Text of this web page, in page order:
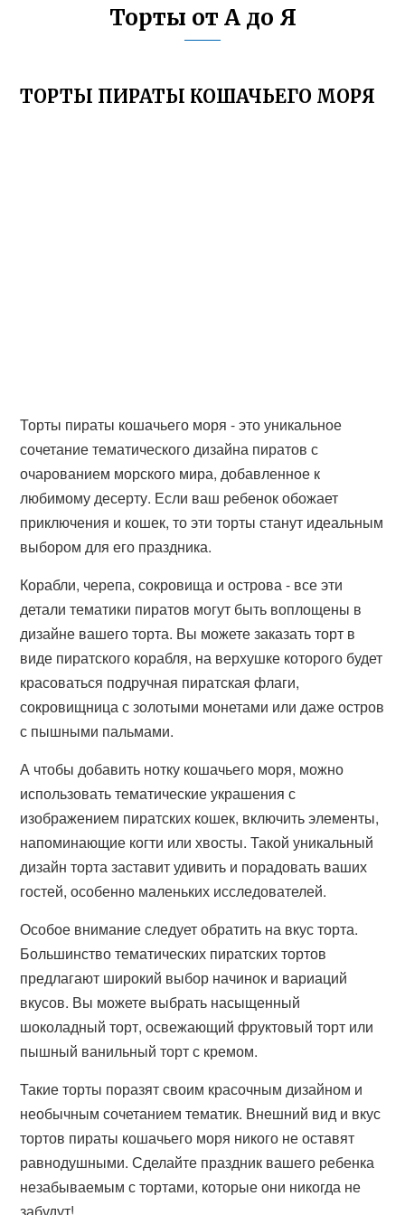
Торты от А до Я
ТОРТЫ ПИРАТЫ КОШАЧЬЕГО МОРЯ
Торты пираты кошачьего моря - это уникальное
сочетание тематического дизайна пиратов с
очарованием морского мира, добавленное к
любимому десерту. Если ваш ребенок обожает
приключения и кошек, то эти торты станут идеальным
выбором для его праздника.
Корабли, черепа, сокровища и острова - все эти
детали тематики пиратов могут быть воплощены в
дизайне вашего торта. Вы можете заказать торт в
виде пиратского корабля, на верхушке которого будет
красоваться подручная пиратская флаги,
сокровищница с золотыми монетами или даже остров
с пышными пальмами.
А чтобы добавить нотку кошачьего моря, можно
использовать тематические украшения с
изображением пиратских кошек, включить элементы,
напоминающие когти или хвосты. Такой уникальный
дизайн торта заставит удивить и порадовать ваших
гостей, особенно маленьких исследователей.
Особое внимание следует обратить на вкус торта.
Большинство тематических пиратских тортов
предлагают широкий выбор начинок и вариаций
вкусов. Вы можете выбрать насыщенный
шоколадный торт, освежающий фруктовый торт или
пышный ванильный торт с кремом.
Такие торты поразят своим красочным дизайном и
необычным сочетанием тематик. Внешний вид и вкус
тортов пираты кошачьего моря никого не оставят
равнодушными. Сделайте праздник вашего ребенка
незабываемым с тортами, которые они никогда не